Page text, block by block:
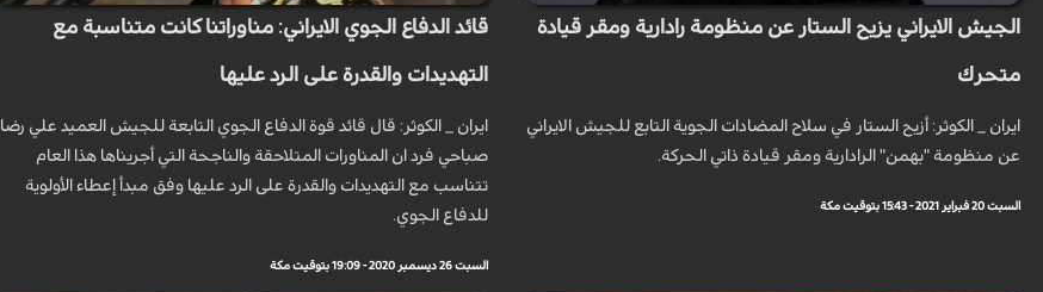
الجيش الايراني يزيح الستار عن منظومة رادارية ومقر قيادة
متحرك
ايران _ الكوثر: أزيح الستار في سلاح المضادات الجوية التابع للجيش الايراني
عن منظومة "بهمن" الرادارية ومقر قيادة ذاتي الحركة.
السبت 20 فبراير 2021 - 15:43 بتوقيت مكة
قائد الدفاع الجوي الايراني: مناوراتنا كانت متناسبة مع
التهديدات والقدرة على الرد عليها
ايران _ الكوثر: قال قائد قوة الدفاع الجوي التابعة للجيش العميد علي رضا
صباحي فرد ان المناورات المتلاحقة والناجحة التي أجريناها هذا العام
تتناسب مع التهديدات والقدرة على الرد عليها وفق مبدأ إعطاء الأولوية
للدفاع الجوي.
السبت 26 ديسمبر 2020 - 19:09 بتوقيت مكة